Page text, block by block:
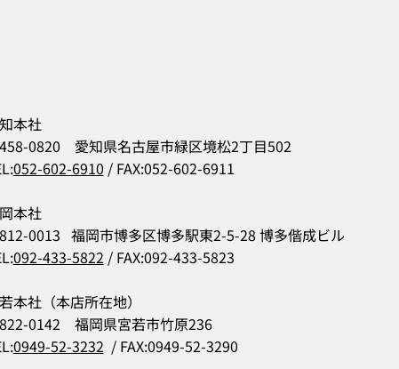
本社
0820 愛知県名古屋市緑区境松2丁目502
052-602-6910 / FAX:052-602-6911
本社
0013 福岡市博多区博多駅東2-5-28 博多偕成ビル
092-433-5822 / FAX:092-433-5823
本社（本店所在地）
0142 福岡県宮若市竹原236
0949-52-3232 / FAX:0949-52-3290